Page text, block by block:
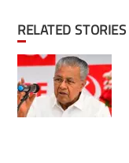
RELATED STORIES